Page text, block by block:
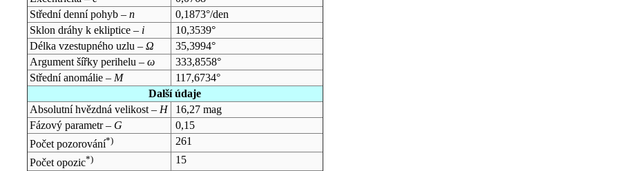
Střední denní pohyb – n
0,1873°/den
Sklon dráhy k ekliptice – i
10,3539°
Délka vzestupného uzlu – Ω
35,3994°
Argument šířky perihelu – ω
333,8558°
Střední anomálie – M
117,6734°
Další údaje
Absolutní hvězdná velikost – H
16,27 mag
Fázový parametr – G
0,15
Počet pozorování*)
261
Počet opozic*)
15